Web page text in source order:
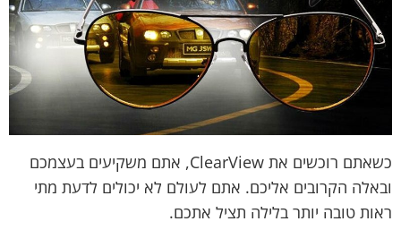
כשאתם רוכשים את ClearView, אתם משקיעים בעצמכם
ובאלה הקרובים אליכם. אתם לעולם לא יכולים לדעת מתי
ראות טובה יותר בלילה תציל אתכם.